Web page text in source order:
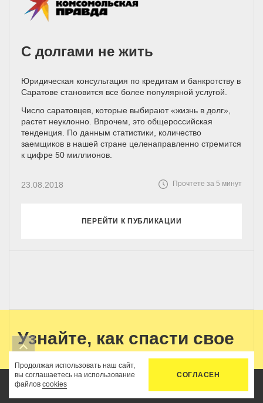
С долгами не жить
Юридическая консультация по кредитам и банкротству в
Саратове становится все более популярной услугой.
Число саратовцев, которые выбирают «жизнь в долг»,
растет неуклонно. Впрочем, это общероссийская
тенденция. По данным статистики, количество
заемщиков в нашей стране целенаправленно стремится
к цифре 50 миллионов.
23.08.2018 Прочтете за 5 минут
ПЕРЕЙТИ К ПУБЛИКАЦИИ
Узнайте, как спасти свое
имущество
Оставьте заявку, чтобы узнать, какое имущество может
попасть в торги и что можно будет спасти
Продолжая использовать наш сайт,
вы соглашаетесь на использование
файлов cookies
СОГЛАСЕН